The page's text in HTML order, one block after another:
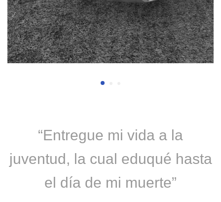
“Entregue mi vida a la
juventud, la cual eduqué hasta
el día de mi muerte”